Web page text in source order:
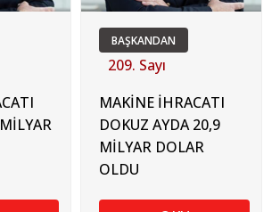
BAŞKANDAN
209. Sayı
MAKİNE İHRACATI
DOKUZ AYDA 20,9
MİLYAR DOLAR
OLDU